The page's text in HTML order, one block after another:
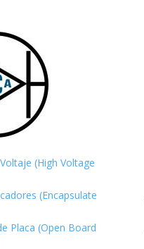
(High Voltage
(Encapsulate
Placa (Open Board